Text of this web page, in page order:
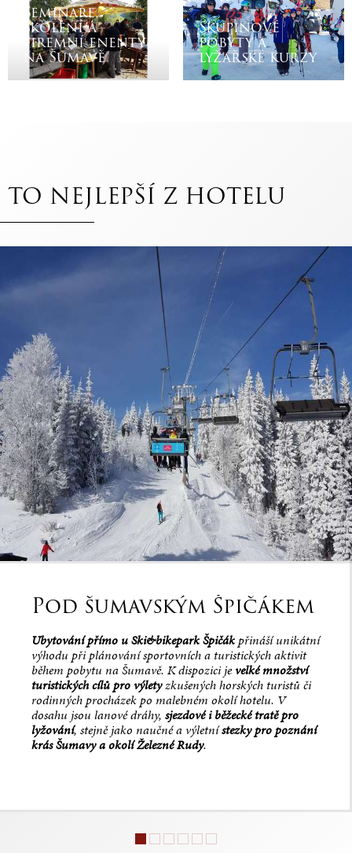
Semináře,
školení a
firemní enenty
na Šumavě
Skupinové
pobyty a
lyžařské kurzy
TO NEJLEPŠÍ Z HOTELU
Pod šumavským Špičákem
Ubytování přímo u Ski&bikepark Špičákpřináší unikátní
výhodu při plánování sportovních a turistických aktivit
během pobytu na Šumavě. K dispozici jevelké množství
turistických cílů pro výletyzkušených horských turistů či
rodinných procházek po malebném okolí hotelu. V
dosahu jsou lanové dráhy, sjezdové i běžecké tratě pro
lyžování, stejně jako naučné a výletnístezky pro poznání
krás Šumavy a okolí Železné Rudy.